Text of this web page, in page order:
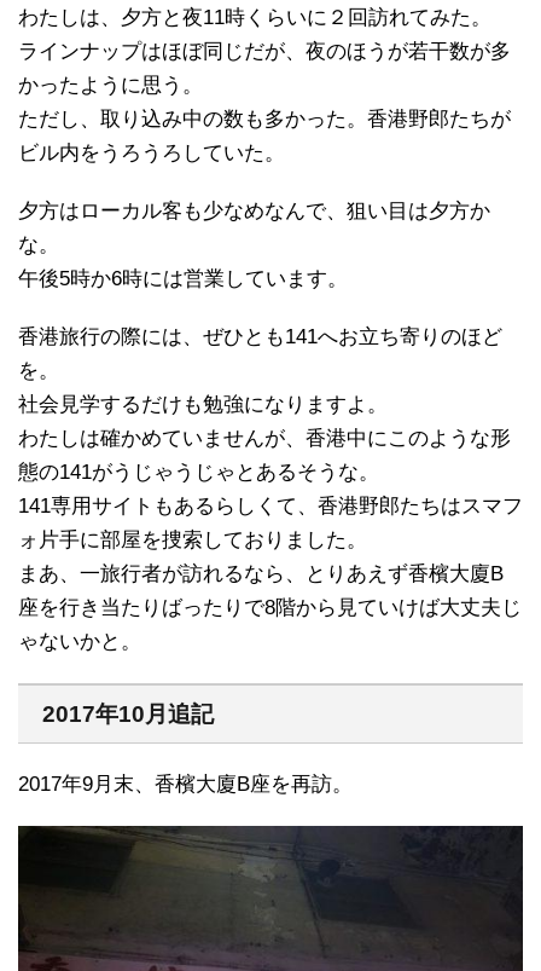
わたしは、夕方と夜11時くらいに２回訪れてみた。
ラインナップはほぼ同じだが、夜のほうが若干数が多
かったように思う。
ただし、取り込み中の数も多かった。香港野郎たちが
ビル内をうろうろしていた。
夕方はローカル客も少なめなんで、狙い目は夕方か
な。
午後5時か6時には営業しています。
香港旅行の際には、ぜひとも141へお立ち寄りのほど
を。
社会見学するだけも勉強になりますよ。
わたしは確かめていませんが、香港中にこのような形
態の141がうじゃうじゃとあるそうな。
141専用サイトもあるらしくて、香港野郎たちはスマフ
ォ片手に部屋を捜索しておりました。
まあ、一旅行者が訪れるなら、とりあえず香檳大廈B
座を行き当たりばったりで8階から見ていけば大丈夫じ
ゃないかと。
2017年10月追記
2017年9月末、香檳大廈B座を再訪。